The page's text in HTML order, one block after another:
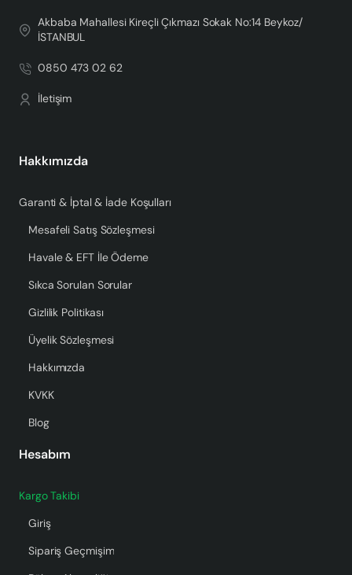
Akbaba Mahallesi Kireçli Çıkmazı Sokak No:14 Beykoz/
İSTANBUL
0850 473 02 62
İletişim
Hakkımızda
Garanti & İptal & İade Koşulları
Mesafeli Satış Sözleşmesi
Havale & EFT İle Ödeme
Sıkca Sorulan Sorular
Gizlilik Politikası
Üyelik Sözleşmesi
Hakkımızda
KVKK
Blog
Hesabım
Kargo Takibi
Giriş
Sipariş Geçmişim